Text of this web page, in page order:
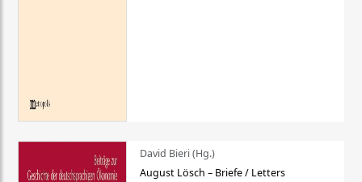
David Bieri (Hg.)
August Lösch – Briefe / Letters